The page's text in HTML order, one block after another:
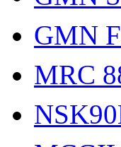
GMN
MRC